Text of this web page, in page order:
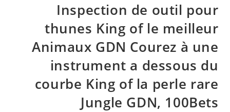
Inspection de outil pour
thunes King of le meilleur
Animaux GDN Courez à une
instrument a dessous du
courbe King of la perle rare
Jungle GDN, 100Bets